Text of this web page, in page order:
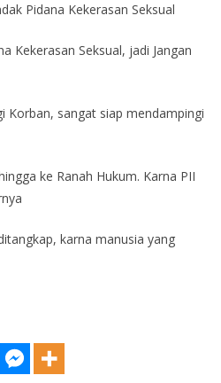
Pidana Kekerasan Seksual
Kekerasan Seksual, jadi Jangan
Korban, sangat siap mendampingi
ke Ranah Hukum. Karna PII
karna manusia yang